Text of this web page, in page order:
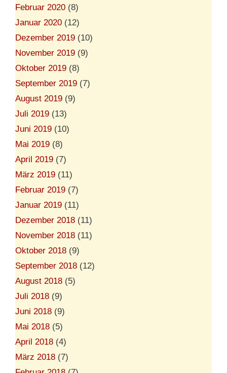
Februar 2020 (8)
Januar 2020 (12)
Dezember 2019 (10)
November 2019 (9)
Oktober 2019 (8)
September 2019 (7)
August 2019 (9)
Juli 2019 (13)
Juni 2019 (10)
Mai 2019 (8)
April 2019 (7)
März 2019 (11)
Februar 2019 (7)
Januar 2019 (11)
Dezember 2018 (11)
November 2018 (11)
Oktober 2018 (9)
September 2018 (12)
August 2018 (5)
Juli 2018 (9)
Juni 2018 (9)
Mai 2018 (5)
April 2018 (4)
März 2018 (7)